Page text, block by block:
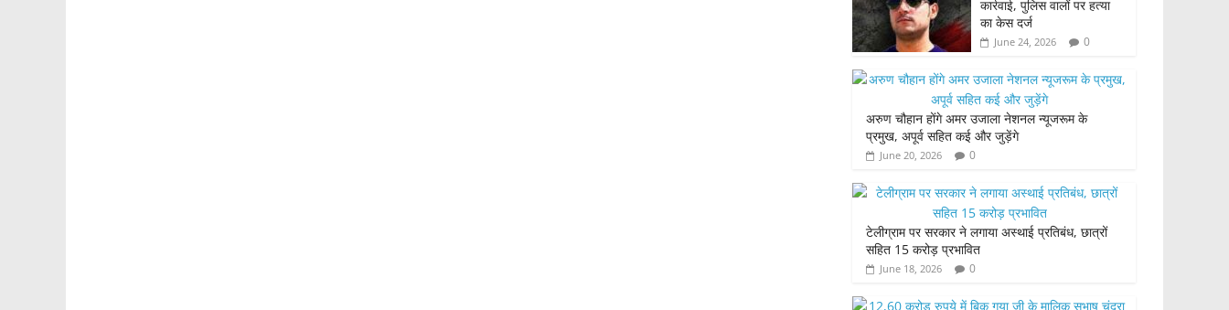
कार्रवाई, पुलिस वालों पर हत्या
का केस दर्ज
June 24, 2026 0
अरुण चौहान होंगे अमर उजाला नेशनल न्यूजरूम के
प्रमुख, अपूर्व सहित कई और जुड़ेंगे
June 20, 2026 0
टेलीग्राम पर सरकार ने लगाया अस्थाई प्रतिबंध, छात्रों
सहित 15 करोड़ प्रभावित
June 18, 2026 0